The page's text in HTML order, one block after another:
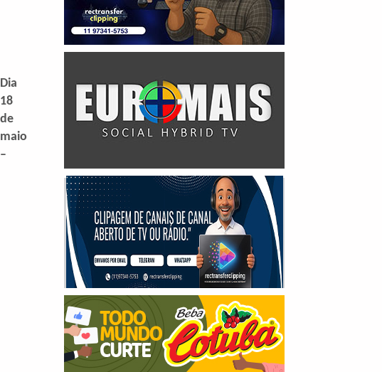
Dia
18
de
maio
–